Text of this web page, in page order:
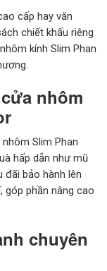
cấp hay văn
chiết khấu riêng
kính Slim Phan
nhôm
Slim Phan
hấp dẫn như mũ
bảo hành lên
góp phần nâng cao
chuyên